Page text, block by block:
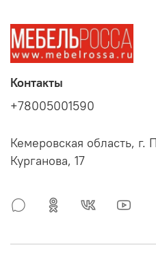
Контакты
+78005001590
Кемеровская область, г.
Курганова, 17